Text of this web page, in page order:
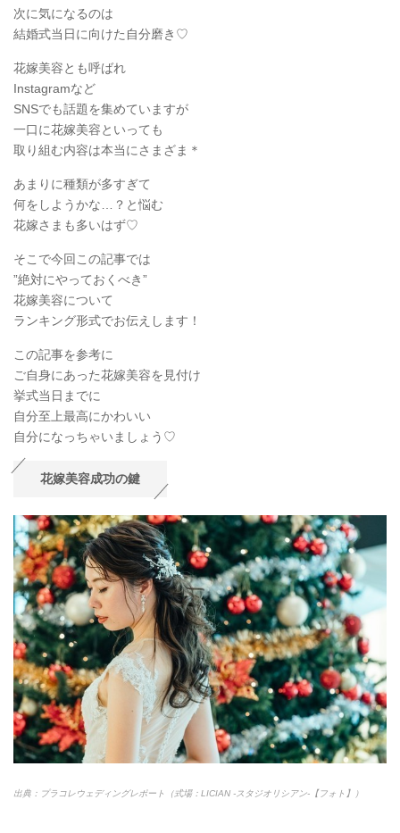
次に気になるのは
結婚式当日に向けた自分磨き♡
花嫁美容とも呼ばれ
Instagramなど
SNSでも話題を集めていますが
一口に花嫁美容といっても
取り組む内容は本当にさまざま＊
あまりに種類が多すぎて
何をしようかな…？と悩む
花嫁さまも多いはず♡
そこで今回この記事では
”絶対にやっておくべき”
花嫁美容について
ランキング形式でお伝えします！
この記事を参考に
ご自身にあった花嫁美容を見付け
挙式当日までに
自分至上最高にかわいい
自分になっちゃいましょう♡
花嫁美容成功の鍵
出典：プラコレウェディングレポート（式場：LICIAN -スタジオリシアン-【フォト】）